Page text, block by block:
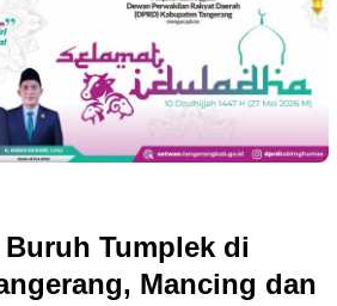
Tumplek di
Mancing dan